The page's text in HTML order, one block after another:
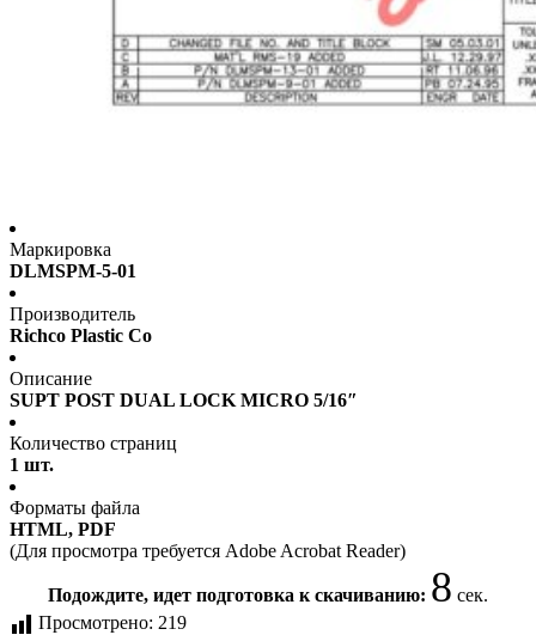
Маркировка
DLMSPM-5-01
Производитель
Richco Plastic Co
Описание
SUPT POST DUAL LOCK MICRO 5/16″
Количество страниц
1 шт.
Форматы файла
HTML, PDF
(Для просмотра требуется Adobe Acrobat Reader)
Подождите, идет подготовка к скачиванию: 8 сек.
Просмотрено: 219